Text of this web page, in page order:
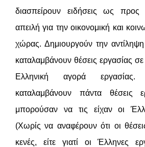
διασπείρουν ειδήσεις ως
απειλή για την οικονομική και
χώρας. Δημιουργούν την αντίληψη
καταλαμβάνουν θέσεις εργασίας
Ελληνική αγορά εργασίας.
καταλαμβάνουν πάντα θέσεις
μπορούσαν να τις είχαν οι
(Χωρίς να αναφέρουν ότι οι
κενές, είτε γιατί οι Έλληνες